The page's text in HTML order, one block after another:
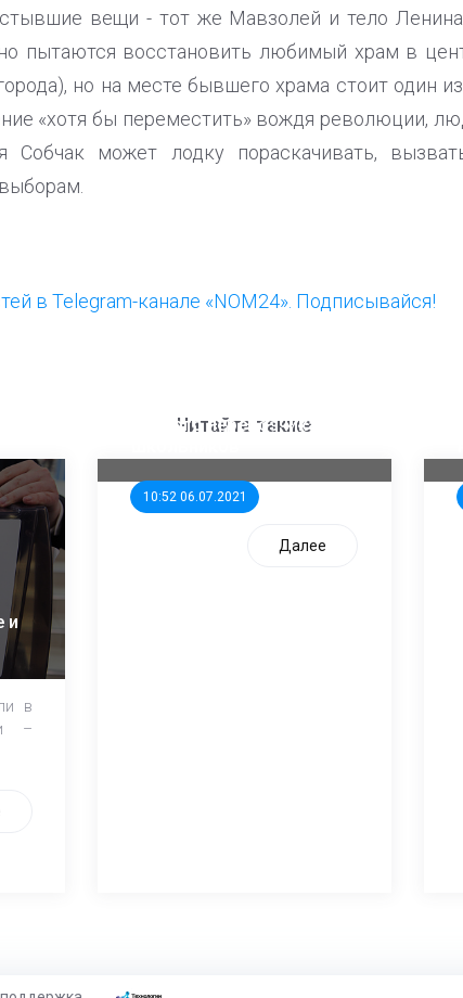
вещи - тот же Мавзолей и тело
пытаются восстановить любимый храм в
но на месте бывшего храма стоит один
«хотя бы переместить» вождя революции,
Собчак может лодку пораскачивать,
в Telegram-канале «NOM24». Подписывайся!
Читайте также
и
в
–
10:52 06.07.2021
единого перевозчика для
Далее